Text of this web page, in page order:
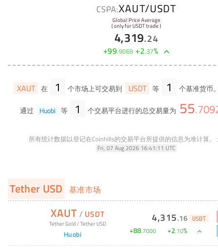
CSPA:XAUT/USDT
Global Price Average
( only for USDT trade )
4,319.24
+99.9069 +2.37%
XAUT 在 1 个市场上可交易到 USDT 等 1 个基准货币
通过 Huobi 等 1 个交易平台进行的总交易量为 55.
所有统计数据以登记在Coinhills的交易平台所提供的信息为准计算。
Fri, 07 Aug 2026 16:41:11 UTC
Tether USD 基准市场
XAUT / USDT
Tether Gold/Tether USD
Huobi
4,315.16 USDT
+88.7000 +2.10%